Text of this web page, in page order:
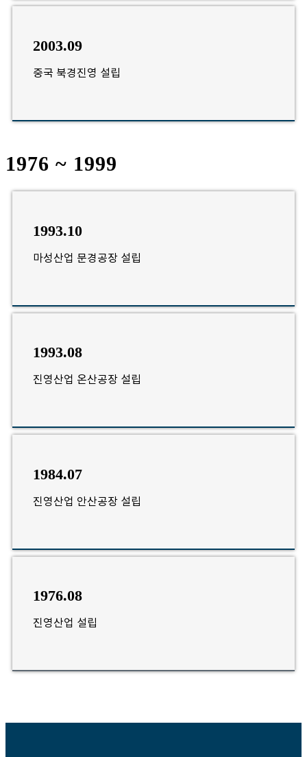
2003.09
중국 북경진영 설립
1976 ~ 1999
1993.10
마성산업 문경공장 설립
1993.08
진영산업 온산공장 설립
1984.07
진영산업 안산공장 설립
1976.08
진영산업 설립